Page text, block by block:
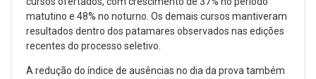
matutino e 48% no noturno. Os demais cursos mantiveram
resultados dentro dos patamares observados nas edições
recentes do processo seletivo.
A redução do índice de ausências no dia da prova também